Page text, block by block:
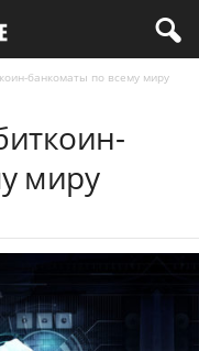
банкоматы по всему миру
миру